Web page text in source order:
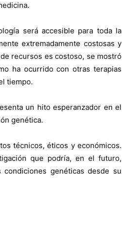
será accesible para toda la
extremadamente costosas y
recursos es costoso, se mostró
ha ocurrido con otras terapias
tiempo.
un hito esperanzador en el
genética.
técnicos, éticos y económicos.
que podría, en el futuro,
genéticas desde su